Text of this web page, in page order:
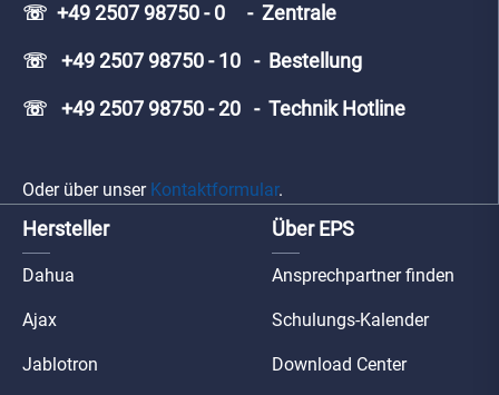
☏ +49 2507 98750 - 0 - Zentrale
☏ +49 2507 98750 - 10 - Bestellung
☏ +49 2507 98750 - 20 - Technik Hotline
Oder über unser Kontaktformular.
Hersteller
Dahua
Ajax
Jablotron
Über EPS
Ansprechpartner finden
Schulungs-Kalender
Download Center